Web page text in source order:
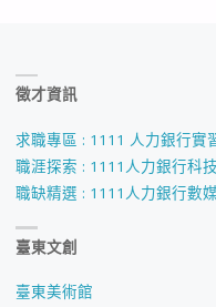
徵才資訊
求職專區 : 1111 人力銀行實
職涯探索 : 1111人力銀行科
職缺精選 : 1111人力銀行數
臺東文創
臺東美術館